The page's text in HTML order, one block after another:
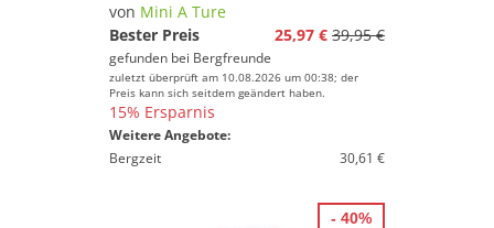
von Mini A Ture
Bester Preis
25,97 € 39,95 €
gefunden bei Bergfreunde
zuletzt überprüft am 10.08.2026 um 00:38; der
Preis kann sich seitdem geändert haben.
15% Ersparnis
Weitere Angebote:
Bergzeit
30,61 €
- 40%